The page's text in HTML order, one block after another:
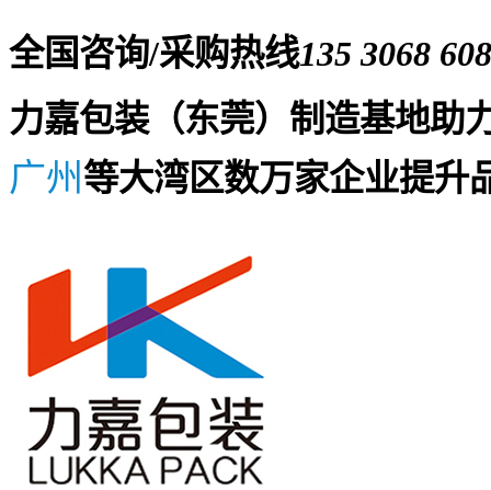
全国咨询/采购热线135 3068
力嘉包装（东莞）制造基地助
广州等大湾区数万家企业提升